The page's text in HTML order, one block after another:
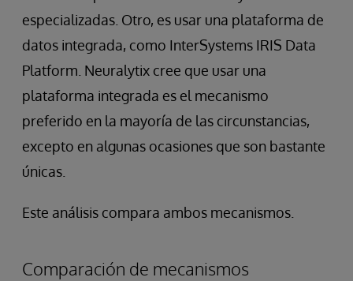
especializadas. Otro, es usar una plataforma de
datos integrada, como InterSystems IRIS Data
Platform. Neuralytix cree que usar una
plataforma integrada es el mecanismo
preferido en la mayoría de las circunstancias,
excepto en algunas ocasiones que son bastante
únicas.
Este análisis compara ambos mecanismos.
Comparación de mecanismos